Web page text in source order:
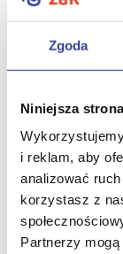
Zgoda
Niniejsza
i reklam, aby
analizować
korzystasz z
Partnerzy
techniki
włosach
etapy